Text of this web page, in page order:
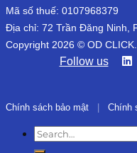
Mã số thuế: 0107968379
Địa chỉ: 72 Trần Đăng Ninh,
Copyright 2026 © OD
Follow us
Chính sách bảo mật Chính